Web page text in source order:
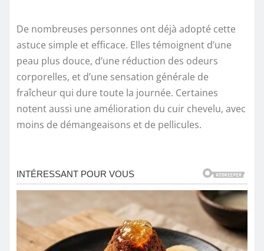
De nombreuses personnes ont déjà adopté cette
astuce simple et efficace. Elles témoignent d’une
peau plus douce, d’une réduction des odeurs
corporelles, et d’une sensation générale de
fraîcheur qui dure toute la journée. Certaines
notent aussi une amélioration du cuir chevelu, avec
moins de démangeaisons et de pellicules.